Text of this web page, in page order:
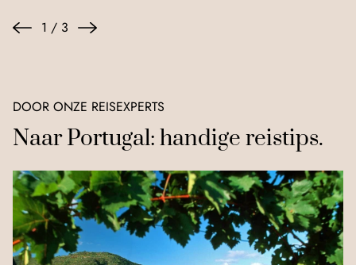
1 / 3
DOOR ONZE REISEXPERTS
Naar Portugal: handige reistips.